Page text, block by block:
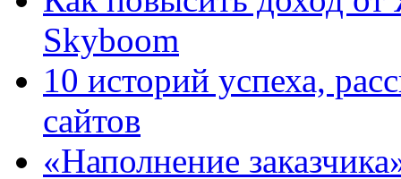
Skyboom
10 историй успеха,
сайтов
«Наполнение